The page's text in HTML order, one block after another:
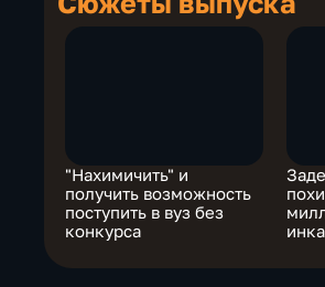
"Нахимичить" и
получить возможность
поступить в вуз без
конкурса